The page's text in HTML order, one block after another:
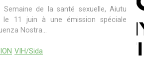
Semaine de la santé sexuelle, Aiutu
11 juin à une émission spéciale
Nostra...
VIH/Sida